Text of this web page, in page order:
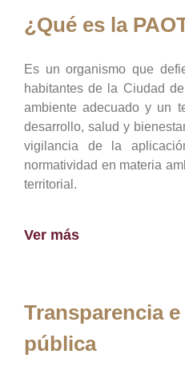
¿Qué es la
Es un organismo que
habitantes de la Ciudad
ambiente adecuado y un
desarrollo, salud y
vigilancia de la
normatividad en materia
territorial.
Ver más
Transparencia
pública